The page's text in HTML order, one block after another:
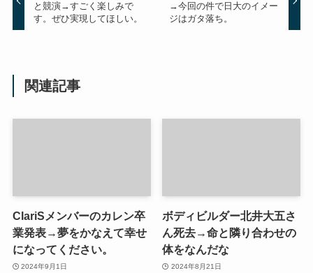
と競演→すごく楽しみで
す。ぜひ実現してほしい。
→今回の件で日大のイメー
ジはガタ落ち。
関連記事
ClariSメンバーのカレン卒
業発表→夢をかなえて幸せ
になってください。
2024年9月1日
ボディビルダー北井大五さ
ん死去→命と隣り合わせの
体をなんだな
2024年8月21日